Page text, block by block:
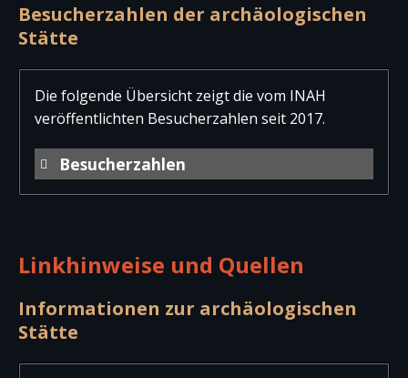
Besucherzahlen der archäologischen
Stätte
Die folgende Übersicht zeigt die vom INAH
veröffentlichten Besucherzahlen seit 2017.
Besucherzahlen
Jahr
Besucher
Besucher
2025 94.738 8.691
2024
10.620
2023
Linkhinweise und Quellen
Informationen zur archäologischen
Stätte